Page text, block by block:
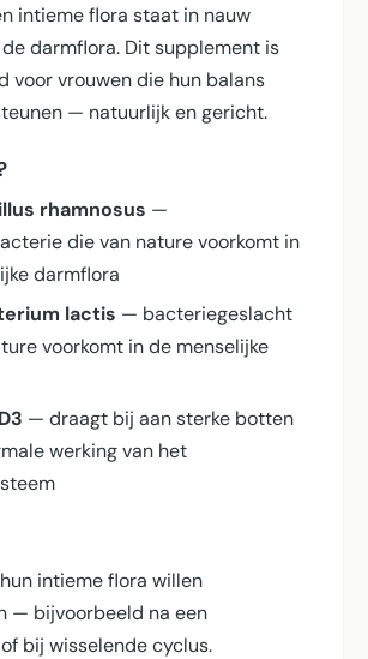
intieme flora staat in nauw
darmflora. Dit supplement is
voor vrouwen die hun balans
— natuurlijk en gericht.
rhamnosus —
die van nature voorkomt in
darmflora
lactis — bacteriegeslacht
voorkomt in de menselijke
— draagt bij aan sterke botten
werking van het
intieme flora willen
— bijvoorbeeld na een
bij wisselende cyclus.